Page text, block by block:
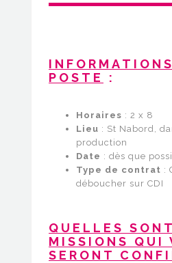
POSTE
:
Horaires : 2 x 8
Lieu : St Nabord,
production
Date : dès que
Type de contrat :
déboucher sur CDI
QUELLES
MISSIONS QUI
SERONT